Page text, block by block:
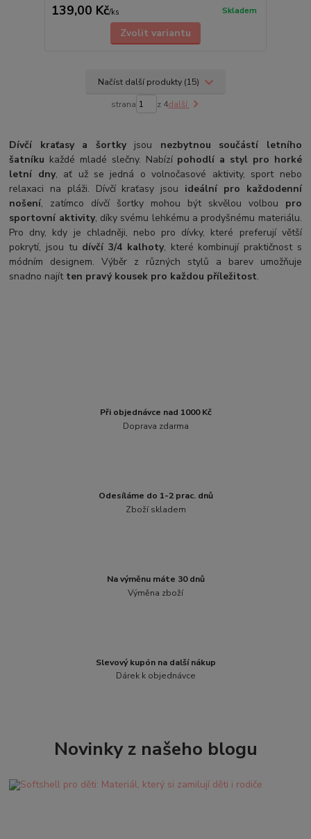
139,00 Kč/ks Skladem
Zvolit variantu
Načíst další produkty (15)
strana z 4další
Dívčí kraťasy a šortky jsou nezbytnou součástí letního
šatníku každé mladé slečny. Nabízí pohodlí a styl pro horké
letní dny, ať už se jedná o volnočasové aktivity, sport nebo
relaxaci na pláži. Dívčí kraťasy jsou ideální pro každodenní
nošení, zatímco dívčí šortky mohou být skvělou volbou pro
sportovní aktivity, díky svému lehkému a prodyšnému materiálu.
Pro dny, kdy je chladněji, nebo pro dívky, které preferují větší
pokrytí, jsou tu dívčí 3/4 kalhoty, které kombinují praktičnost s
módním designem. Výběr z různých stylů a barev umožňuje
snadno najít ten pravý kousek pro každou příležitost.
Při objednávce nad 1000 Kč
Doprava zdarma
Odesíláme do 1-2 prac. dnů
Zboží skladem
Na výměnu máte 30 dnů
Výměna zboží
Slevový kupón na další nákup
Dárek k objednávce
Novinky z našeho blogu